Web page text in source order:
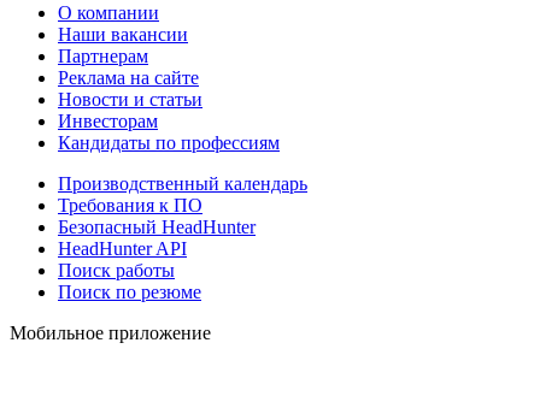
О компании
Наши вакансии
Партнерам
Реклама на сайте
Новости и статьи
Инвесторам
Кандидаты по профессиям
Производственный календарь
Требования к ПО
Безопасный HeadHunter
HeadHunter API
Поиск работы
Поиск по резюме
Мобильное приложение